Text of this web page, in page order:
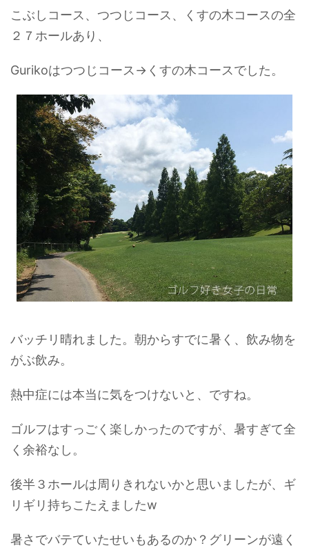
こぶしコース、つつじコース、くすの木コースの全
２７ホールあり、
Gurikoはつつじコース→くすの木コースでした。
バッチリ晴れました。朝からすでに暑く、飲み物を
がぶ飲み。
熱中症には本当に気をつけないと、ですね。
ゴルフはすっごく楽しかったのですが、暑すぎて全
く余裕なし。
後半３ホールは周りきれないかと思いましたが、ギ
リギリ持ちこたえましたw
暑さでバテていたせいもあるのか？グリーンが遠く